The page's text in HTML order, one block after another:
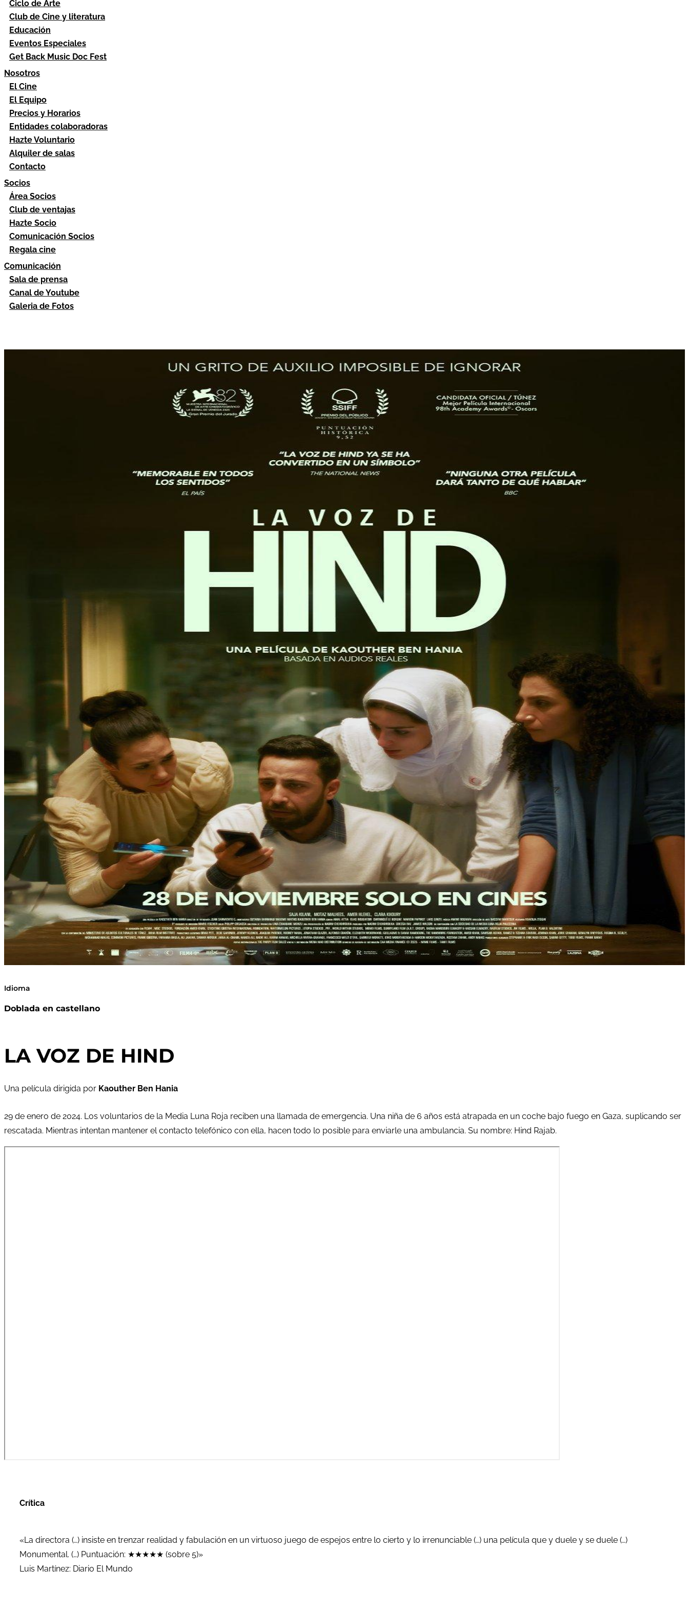
Ciclo de Arte
Club de Cine y literatura
Educación
Eventos Especiales
Get Back Music Doc Fest
Nosotros
El Cine
El Equipo
Precios y Horarios
Entidades colaboradoras
Hazte Voluntario
Alquiler de salas
Contacto
Socios
Área Socios
Club de ventajas
Hazte Socio
Comunicación Socios
Regala cine
Comunicación
Sala de prensa
Canal de Youtube
Galeria de Fotos
Idioma
Doblada en castellano
LA VOZ DE HIND
Una película dirigida por Kaouther Ben Hania
29 de enero de 2024. Los voluntarios de la Media Luna Roja reciben una llamada de emergencia. Una niña de 6 años está atrapada en un coche bajo fuego en Gaza, suplicando ser
rescatada. Mientras intentan mantener el contacto telefónico con ella, hacen todo lo posible para enviarle una ambulancia. Su nombre: Hind Rajab.
Crítica
«La directora (…) insiste en trenzar realidad y fabulación en un virtuoso juego de espejos entre lo cierto y lo irrenunciable (…) una película que y duele y se duele (…)
Monumental. (…) Puntuación: ★★★★★ (sobre 5)»
Luis Martínez: Diario El Mundo